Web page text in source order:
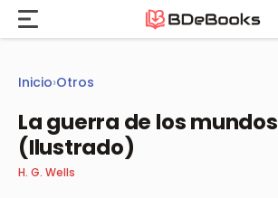
Saltar
contenido
Inicio›Otros
La guerra de los mundos
(Ilustrado)
H. G. Wells